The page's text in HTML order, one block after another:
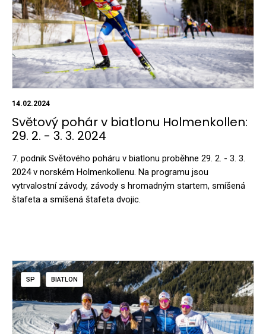
14.02.2024
Světový pohár v biatlonu Holmenkollen:
29. 2. - 3. 3. 2024
7. podnik Světového poháru v biatlonu proběhne 29. 2. - 3. 3.
2024 v norském Holmenkollenu. Na programu jsou
vytrvalostní závody, závody s hromadným startem, smíšená
štafeta a smíšená štafeta dvojic.
SP BIATLON